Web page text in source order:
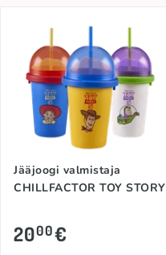
Jääjoogi valmistaja
CHILLFACTOR TOY STORY
2000€